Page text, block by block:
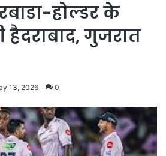
होल्डर के
गुजरात
13, 2026 0